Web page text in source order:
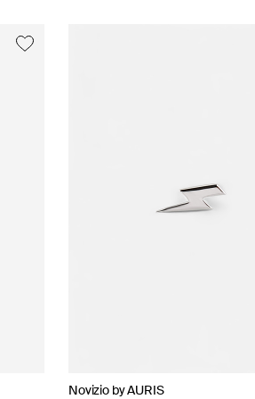
Novizio by AURIS
35.02
Novizio by AURIS
Novizio by AURIS